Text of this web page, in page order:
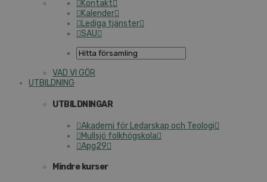
Kontakt
Kalender
Lediga tjänster
SAU
VAD VI GÖR
UTBILDNING
UTBILDNINGAR
Akademi för Ledarskap och Teologi
Mullsjö folkhögskola
Apg29
Mindre kurser